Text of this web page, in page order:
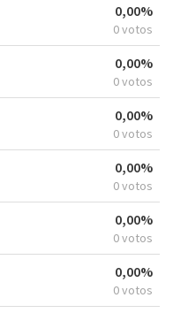
0,00%
0 votos
0,00%
0 votos
0,00%
0 votos
0,00%
0 votos
0,00%
0 votos
0,00%
0 votos